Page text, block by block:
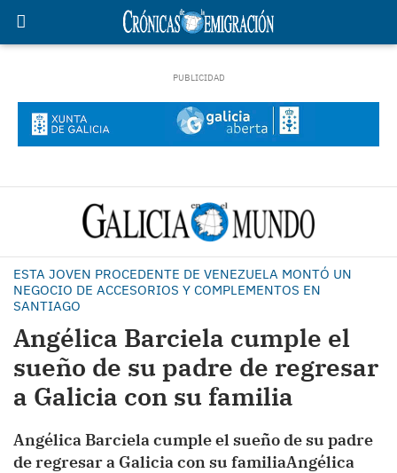
ESTA JOVEN PROCEDENTE DE VENEZUELA MONTÓ UN
NEGOCIO DE ACCESORIOS Y COMPLEMENTOS EN
SANTIAGO
Angélica Barciela cumple el
sueño de su padre de regresar
a Galicia con su familia
Angélica Barciela cumple el sueño de su padre
de regresar a Galicia con su familiaAngélica